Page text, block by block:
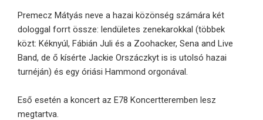
Premecz Mátyás neve a hazai közönség számára két
dologgal forrt össze: lendületes zenekarokkal (többek
közt: Kéknyúl, Fábián Juli és a Zoohacker, Sena and Live
Band, de ő kísérte Jackie Orszáczkyt is is utolsó hazai
turnéján) és egy óriási Hammond orgonával.
Eső esetén a koncert az E78 Koncertteremben lesz
megtartva.